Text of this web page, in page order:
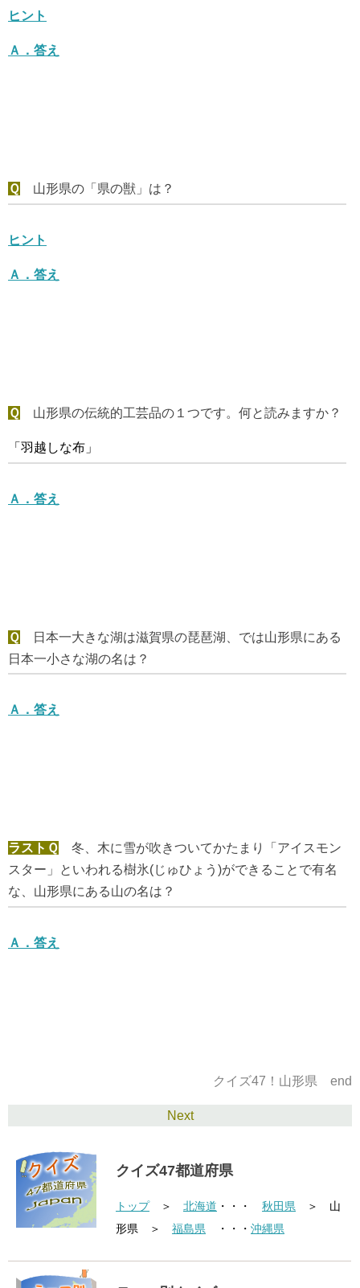
ヒント
Ａ． 答え
Ｑ 山形県の「県の獣」は？
ヒント
Ａ． 答え
Ｑ 山形県の伝統的工芸品の１つです。何と読みますか？
「羽越しな布」
Ａ． 答え
Ｑ
日本一大きな湖は滋賀県の琵琶湖、では山形県にある
日本一小さな湖の名は？
Ａ． 答え
ラストＱ
冬、木に雪が吹きついてかたまり「アイスモン
スター」といわれる樹氷(じゅひょう)ができることで有名
な、山形県にある山の名は？
Ａ． 答え
クイズ47！山形県 end
Next
クイズ47都道府県
トップ＞ 北海道 ・・・ 秋田県 ＞ 山
形県 ＞ 福島県 ・・・ 沖縄県